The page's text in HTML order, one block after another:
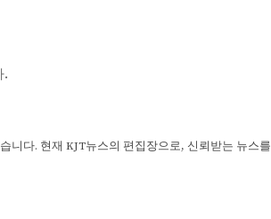
.
니다. 현재 KJT뉴스의 편집장으로, 신뢰받는 뉴스를